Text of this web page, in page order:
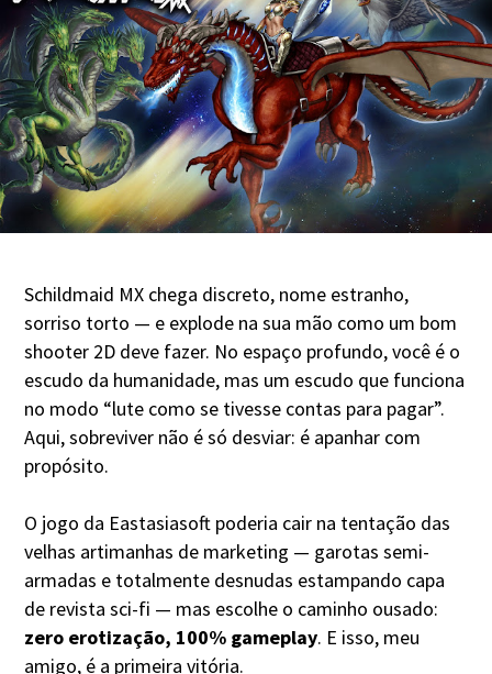
Schildmaid MX chega discreto, nome estranho,
sorriso torto — e explode na sua mão como um bom
shooter 2D deve fazer. No espaço profundo, você é o
escudo da humanidade, mas um escudo que funciona
no modo “lute como se tivesse contas para pagar”.
Aqui, sobreviver não é só desviar: é apanhar com
propósito.
O jogo da Eastasiasoft poderia cair na tentação das
velhas artimanhas de marketing — garotas semi-
armadas e totalmente desnudas estampando capa
de revista sci-fi — mas escolhe o caminho ousado:
zero erotização, 100% gameplay. E isso, meu
amigo, é a primeira vitória.